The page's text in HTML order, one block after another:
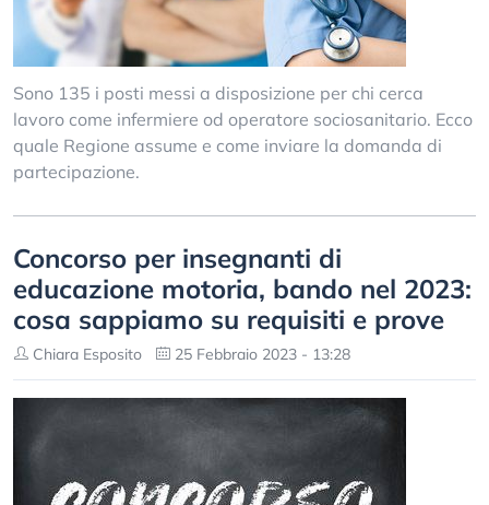
Sono 135 i posti messi a disposizione per chi cerca
lavoro come infermiere od operatore sociosanitario. Ecco
quale Regione assume e come inviare la domanda di
partecipazione.
Concorso per insegnanti di
educazione motoria, bando nel 2023:
cosa sappiamo su requisiti e prove
Chiara Esposito 25 Febbraio 2023 - 13:28